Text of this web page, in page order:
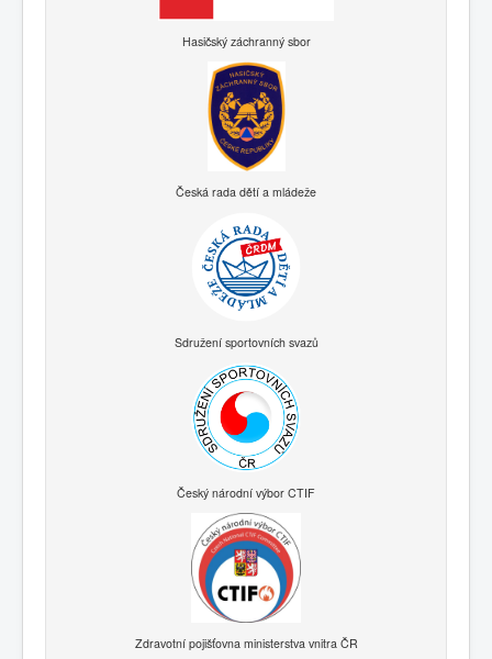
Hasičský záchranný sbor
Česká rada dětí a mládeže
Sdružení sportovních svazů
Český národní výbor CTIF
Zdravotní pojišťovna ministerstva vnitra ČR